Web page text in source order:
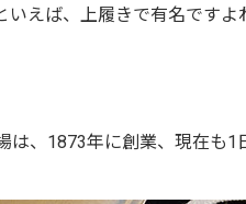
いえば、上履きで有名です
、1873年に創業、現在も1